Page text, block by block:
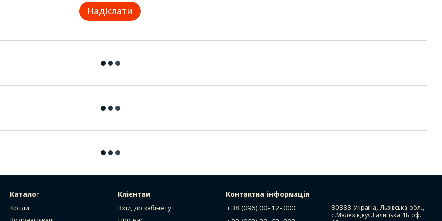
Надіслати
Каталог
Котли
Клієнтам
Вхід до кабінету
Контактна інформація
+38 (096) 00-12-000
80383 Україна, Львівська обл.,
с.Малехів,вул.Галицька 1Б оф.